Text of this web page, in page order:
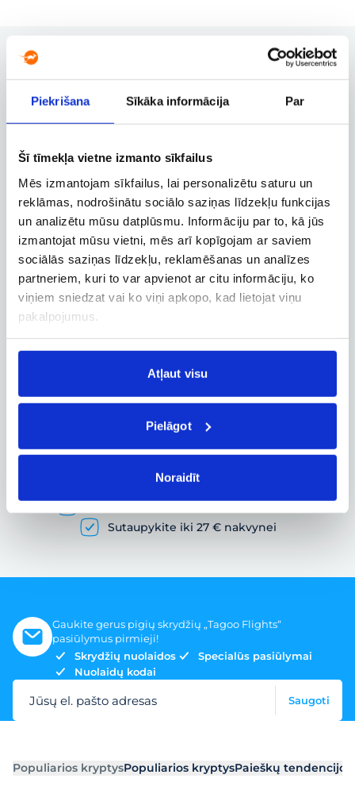
Piekrišana Sīkāka informācija Par
Šī tīmekļa vietne izmanto sīkfailus
Mēs izmantojam sīkfailus, lai personalizētu saturu un
reklāmas, nodrošinātu sociālo saziņas līdzekļu funkcijas
un analizētu mūsu datplūsmu. Informāciju par to, kā jūs
izmantojat mūsu vietni, mēs arī kopīgojam ar saviem
sociālās saziņas līdzekļu, reklamēšanas un analīzes
partneriem, kuri to var apvienot ar citu informāciju, ko
viņiem sniedzat vai ko viņi apkopo, kad lietojat viņu
pakalpojumus.
Atļaut visu
Pielāgot
Noraidīt
Užsakymų valdymas
Užsakymo keitimas, atšaukimas ir
Verslo paskyra
Verslo, tarnybinių ir darbostogų
skrydžių užsakymai
Skrydžio sekimas
Skrydžio būsenos ir kitos aktualios
informacijos sekimas realiuoju laiku
Pigių skrydžių paieška ir lėktuvo bilietų
užsakymas
Gausybė skrydžių pasiūlymų
Sutaupykite iki 27 € nakvynei
Gaukite gerus pigių skrydžių „Tagoo Flights“
pasiūlymus pirmieji!
Skrydžių nuolaidos
Specialūs pasiūlymai
Nuolaidų kodai
Jūsų el. pašto adresas Saugoti
Populiarios kryptysPopuliarios kryptysPaieškų tendencijos